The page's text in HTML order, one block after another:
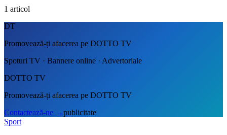
1 articol
DT
Promovează-ți afacerea pe DOTTO TV
Spoturi TV · Bannere online · Advertoriale
DOTTO TV
Promovează-ți afacerea pe DOTTO TV
Contactează-ne →publicitate
Sport